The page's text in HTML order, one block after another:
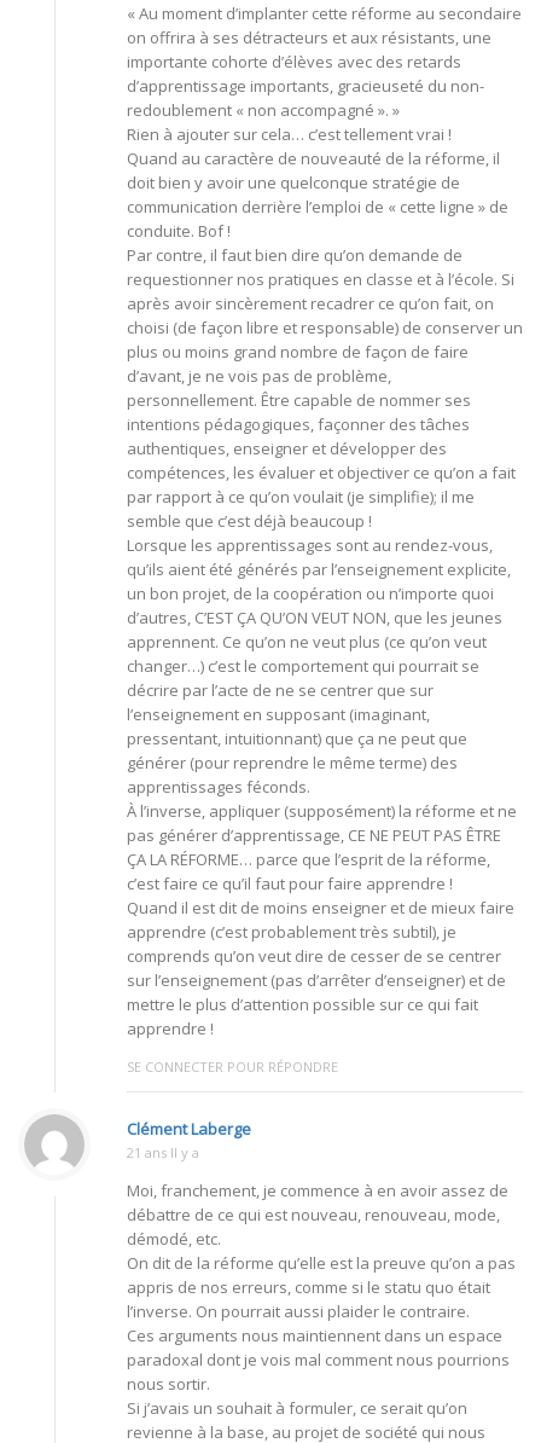
« Au moment d’implanter cette réforme au secondaire
on offrira à ses détracteurs et aux résistants, une
importante cohorte d’élèves avec des retards
d’apprentissage importants, gracieuseté du non-
redoublement « non accompagné ». »
Rien à ajouter sur cela… c’est tellement vrai !
Quand au caractère de nouveauté de la réforme, il
doit bien y avoir une quelconque stratégie de
communication derrière l’emploi de « cette ligne » de
conduite. Bof !
Par contre, il faut bien dire qu’on demande de
requestionner nos pratiques en classe et à l’école. Si
après avoir sincèrement recadrer ce qu’on fait, on
choisi (de façon libre et responsable) de conserver un
plus ou moins grand nombre de façon de faire
d’avant, je ne vois pas de problème,
personnellement. Être capable de nommer ses
intentions pédagogiques, façonner des tâches
authentiques, enseigner et développer des
compétences, les évaluer et objectiver ce qu’on a fait
par rapport à ce qu’on voulait (je simplifie); il me
semble que c’est déjà beaucoup !
Lorsque les apprentissages sont au rendez-vous,
qu’ils aient été générés par l’enseignement explicite,
un bon projet, de la coopération ou n’importe quoi
d’autres, C’EST ÇA QU’ON VEUT NON, que les jeunes
apprennent. Ce qu’on ne veut plus (ce qu’on veut
changer…) c’est le comportement qui pourrait se
décrire par l’acte de ne se centrer que sur
l’enseignement en supposant (imaginant,
pressentant, intuitionnant) que ça ne peut que
générer (pour reprendre le même terme) des
apprentissages féconds.
À l’inverse, appliquer (supposément) la réforme et ne
pas générer d’apprentissage, CE NE PEUT PAS ÊTRE
ÇA LA RÉFORME… parce que l’esprit de la réforme,
c’est faire ce qu’il faut pour faire apprendre !
Quand il est dit de moins enseigner et de mieux faire
apprendre (c’est probablement très subtil), je
comprends qu’on veut dire de cesser de se centrer
sur l’enseignement (pas d’arrêter d’enseigner) et de
mettre le plus d’attention possible sur ce qui fait
apprendre !
SE CONNECTER POUR RÉPONDRE
Clément Laberge
21 ans Il y a
Moi, franchement, je commence à en avoir assez de
débattre de ce qui est nouveau, renouveau, mode,
démodé, etc.
On dit de la réforme qu’elle est la preuve qu’on a pas
appris de nos erreurs, comme si le statu quo était
l’inverse. On pourrait aussi plaider le contraire.
Ces arguments nous maintiennent dans un espace
paradoxal dont je vois mal comment nous pourrions
nous sortir.
Si j’avais un souhait à formuler, ce serait qu’on
revienne à la base, au projet de société qui nous